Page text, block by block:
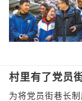
村里有了党员
为将党员街巷长